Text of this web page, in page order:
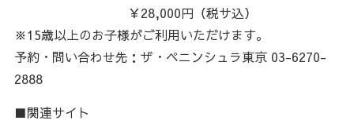
￥28,000円（税サ込）
※15歳以上のお子様がご利用いただけます。
予約・問い合わせ先：ザ・ペニンシュラ東京 03-6270-
2888
■関連サイト